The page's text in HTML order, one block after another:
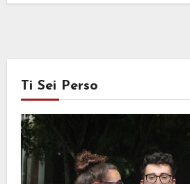
Ti Sei Perso